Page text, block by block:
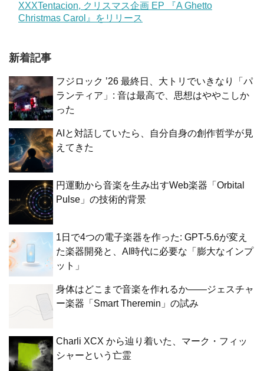
XXXTentacion, クリスマス企画 EP 『A Ghetto
Christmas Carol』をリリース
新着記事
フジロック ’26 最終日、大トリでいきなり「パ
ランティア」: 音は最高で、思想はややこしか
った
AIと対話していたら、自分自身の創作哲学が見
えてきた
円運動から音楽を生み出すWeb楽器「Orbital
Pulse」の技術的背景
1日で4つの電子楽器を作った: GPT-5.6が変え
た楽器開発と、AI時代に必要な「膨大なインプ
ット」
身体はどこまで音楽を作れるか——ジェスチャ
ー楽器「Smart Theremin」の試み
Charli XCX から辿り着いた、マーク・フィッ
シャーという亡霊